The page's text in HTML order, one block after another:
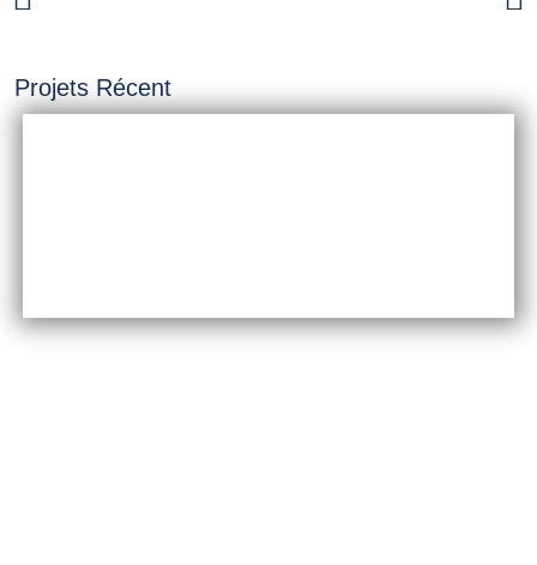
Projets Récent